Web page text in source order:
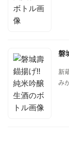
ら
に
磐
新
み